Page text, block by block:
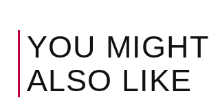
YOU MIGHT
ALSO LIKE